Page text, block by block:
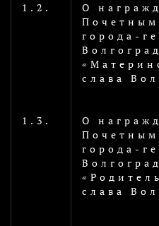
1.2.
О
города-
слава
1.3.
О
города-
слава